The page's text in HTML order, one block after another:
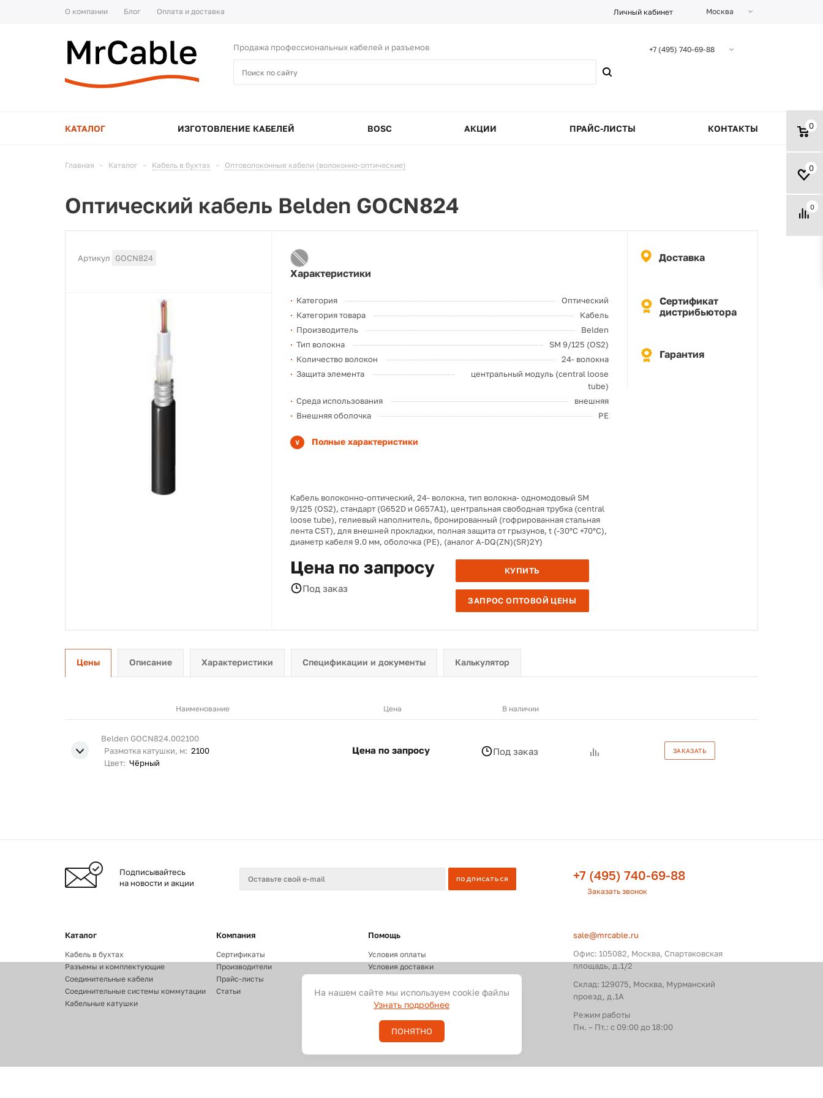
О компании Блог Оплата и доставка Личный кабинет Москва
Продажа профессиональных кабелей и разъемов +7 (495) 740-69-88
0
0
0
КАТАЛОГ ИЗГОТОВЛЕНИЕ КАБЕЛЕЙ BOSC АКЦИИ ПРАЙС-ЛИСТЫ КОНТАКТЫ
Главная - Каталог - Кабель в бухтах - Оптоволоконные кабели (волоконно-оптические)
Оптический кабель Belden GOCN824
Артикул GOCN824
Характеристики
Категория
Оптический
Категория товара
Кабель
Производитель
Belden
Тип волокна
SM 9/125 (OS2)
Количество волокон
24- волокна
Защита элемента
центральный модуль (central loose
tube)
Среда использования
внешняя
Внешняя оболочка
PE
Полные характеристики
Кабель волоконно-оптический, 24- волокна, тип волокна- одномодовый SM
9/125 (OS2), стандарт (G652D и G657A1), центральная свободная трубка (central
loose tube), гелиевый наполнитель, бронированный (гофрированная стальная
лента CST), для внешней прокладки, полная защита от грызунов, t (-30°C +70°C),
диаметр кабеля 9.0 мм, оболочка (PE), (аналог A-DQ(ZN)(SR)2Y)
Цена по запросу
Под заказ
КУПИТЬ
ЗАПРОС ОПТОВОЙ ЦЕНЫ
Доставка
Сертификат
дистрибьютора
Гарантия
Цены Описание Характеристики Спецификации и документы Калькулятор
Наименование Цена В наличии
Belden GOCN824.002100
Размотка катушки, м: 2100
Цвет: Чёрный
Цена по запросу Под заказ ЗАКАЗАТЬ
Подписывайтесь
на новости и акции
+7 (495) 740-69-88
Заказать звонок
Каталог Компания Помощь
Кабель в бухтах
Разъемы и комплектующие
Соединительные кабели
Соединительные системы коммутации
Кабельные катушки
Сертификаты
Производители
Прайс-листы
Статьи
Условия оплаты
Условия доставки
sale@mrcable.ru
Офис: 105082, Москва, Спартаковская
площадь, д.1/2
Склад: 129075, Москва, Мурманский
проезд, д.1А
Режим работы
Пн. – Пт.: с 09:00 до 18:00
На нашем сайте мы используем cookie файлы
Узнать подробнее
ПОНЯТНО